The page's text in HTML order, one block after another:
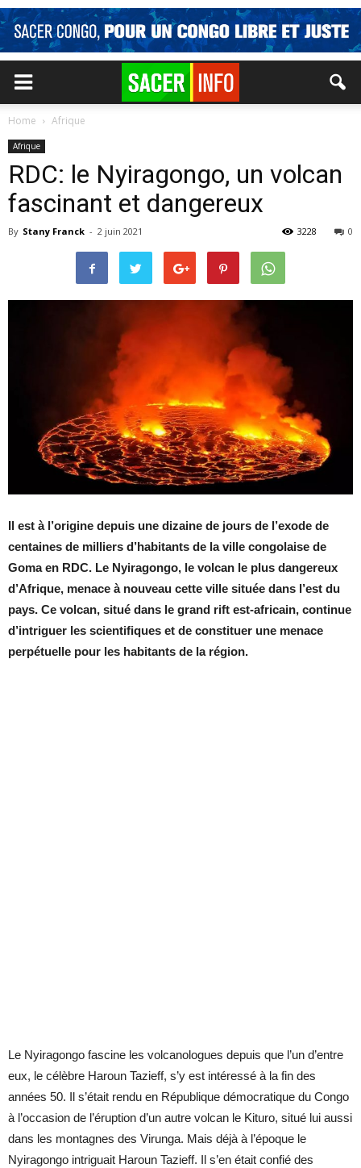
Home Afrique
Afrique
RDC: le Nyiragongo, un volcan
fascinant et dangereux
By Stany Franck - 2 juin 2021 0
3228
Il est à l’origine depuis une dizaine de jours de l’exode de
centaines de milliers d’habitants de la ville congolaise de
Goma en RDC. Le Nyiragongo, le volcan le plus dangereux
d’Afrique, menace à nouveau cette ville située dans l’est du
pays. Ce volcan, situé dans le grand rift est-africain, continue
d’intriguer les scientifiques et de constituer une menace
perpétuelle pour les habitants de la région.
Le Nyiragongo fascine les volcanologues depuis que l’un d’entre
eux, le célèbre Haroun Tazieff, s’y est intéressé à la fin des
années 50. Il s’était rendu en République démocratique du Congo
à l’occasion de l’éruption d’un autre volcan le Kituro, situé lui aussi
dans les montagnes des Virunga. Mais déjà à l’époque le
Nyiragongo intriguait Haroun Tazieff. Il s’en était confié des